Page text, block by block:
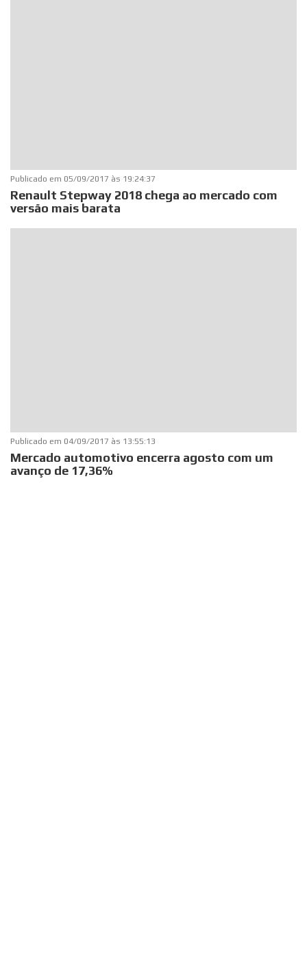
Publicado em 05/09/2017 às 19:24:37
Renault Stepway 2018 chega ao mercado com
versão mais barata
Publicado em 04/09/2017 às 13:55:13
Mercado automotivo encerra agosto com um
avanço de 17,36%